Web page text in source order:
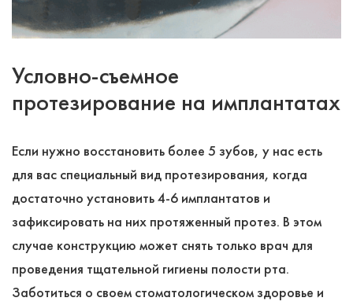
Условно-съемное
протезирование на имплантатах
Если нужно восстановить более 5 зубов, у нас есть
для вас специальный вид протезирования, когда
достаточно установить 4-6 имплантатов и
зафиксировать на них протяженный протез. В этом
случае конструкцию может снять только врач для
проведения тщательной гигиены полости рта.
Заботиться о своем стоматологическом здоровье и